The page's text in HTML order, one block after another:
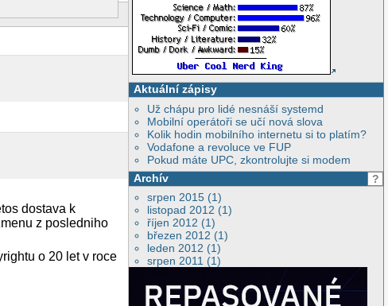
Aktuální zápisy
Už chápu pro lidé nesnáší systemd
Mobilní operátoři se učí nová slova
Kolik hodin mobilního internetu si to platím?
Vodafone a revoluce ve FUP
Pokud máte UPC, zkontrolujte si modem
?
Archív
srpen 2015 (1)
listopad 2012 (1)
říjen 2012 (1)
březen 2012 (1)
leden 2012 (1)
srpen 2011 (1)
dostava k
z posledniho
o 20 let v roce